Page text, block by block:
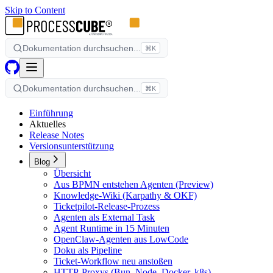
Skip to Content
Dokumentation durchsuchen... ⌘K
Dokumentation durchsuchen... ⌘K
Einführung
Aktuelles
Release Notes
Versionsunterstützung
Blog
Übersicht
Aus BPMN entstehen Agenten (Preview)
Knowledge-Wiki (Karpathy & OKF)
Ticketpilot-Release-Prozess
Agenten als External Task
Agent Runtime in 15 Minuten
OpenClaw-Agenten aus LowCode
Doku als Pipeline
Ticket-Workflow neu anstoßen